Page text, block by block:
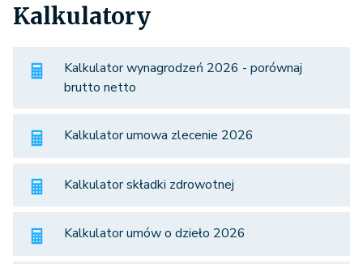
Kalkulatory
Kalkulator wynagrodzeń 2026 - porównaj
brutto netto
Kalkulator umowa zlecenie 2026
Kalkulator składki zdrowotnej
Kalkulator umów o dzieło 2026